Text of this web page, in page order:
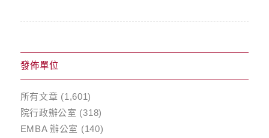
發佈單位
所有文章 (1,601)
院行政辦公室 (318)
EMBA 辦公室 (140)